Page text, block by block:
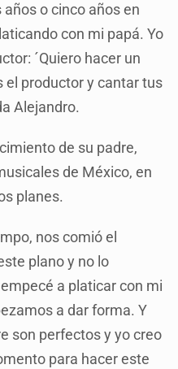
o cinco años en
con mi papá. Yo
´Quiero hacer un
el productor y cantar tus
Alejandro.
de su padre,
de México, en
planes.
nos comió el
plano y no lo
a platicar con mi
a dar forma. Y
son perfectos y yo creo
para hacer este